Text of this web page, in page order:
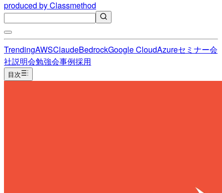
produced by Classmethod
TrendingAWSClaudeBedrockGoogle CloudAzureセミナー会
社説明会勉強会事例採用
目次